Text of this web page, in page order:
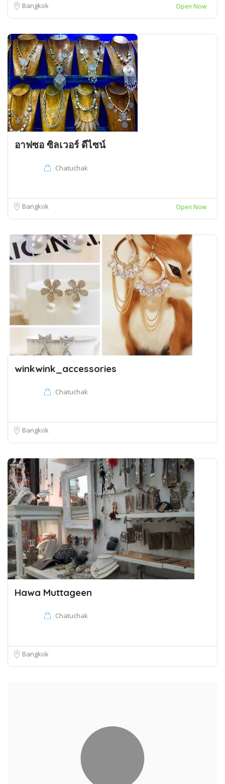
Bangkok Open Now
อาฟซอ ซิลเวอร์ ดีไซน์
Chatuchak
Bangkok Open Now
winkwink_accessories
Chatuchak
Bangkok
Hawa Muttageen
Chatuchak
Bangkok